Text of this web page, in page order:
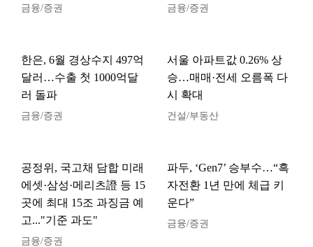
금융/증권 금융/증권
한은, 6월 경상수지 497억
달러…수출 첫 1000억달
러 돌파
금융/증권
서울 아파트값 0.26% 상
승…매매·전세 오름폭 다
시 확대
건설/부동산
공정위, 국고채 담합 미래
에셋·삼성·메리츠證 등 15
곳에 최대 15조 과징금 예
고..."기준 과도"
금융/증권
파두, ‘Gen7’ 승부수…“흑
자전환 1년 만에 체급 키
운다”
금융/증권